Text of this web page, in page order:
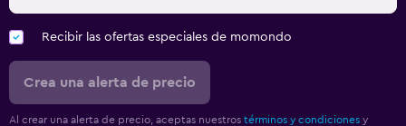
Recibir las ofertas especiales de momondo
Crea una alerta de precio
Al crear una alerta de precio, aceptas nuestros términos y condiciones y